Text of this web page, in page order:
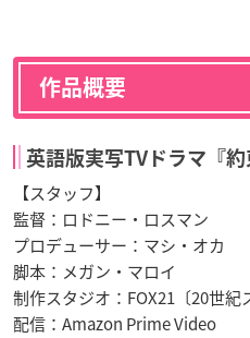
作品概要
英語版実写TVドラマ『約
【スタッフ】
監督：ロドニー・ロスマン
プロデューサー：マシ・オカ
脚本：メガン・マロイ
制作スタジオ：FOX21〔20世紀
配信：Amazon Prime Video